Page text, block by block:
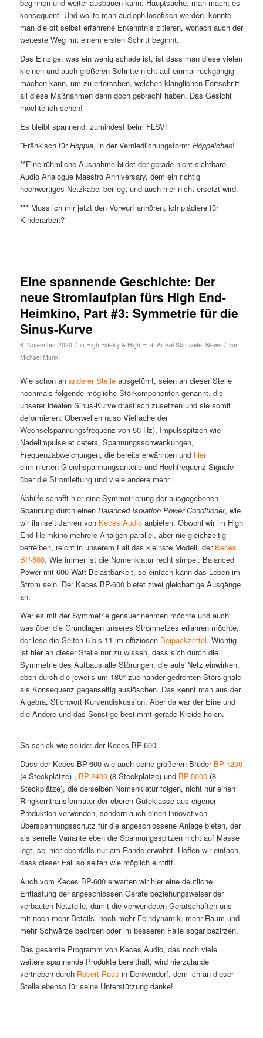
beginnen und weiter ausbauen kann. Hauptsache, man macht es
konsequent. Und wollte man audiophilosofisch werden, könnte
man die oft selbst erfahrene Erkenntnis zitieren, wonach auch der
weiteste Weg mit einem ersten Schritt beginnt.
Das Einzige, was ein wenig schade ist, ist dass man diese vielen
kleinen und auch größeren Schritte nicht auf einmal rückgängig
machen kann, um zu erforschen, welchen klanglichen Fortschritt
all diese Maßnahmen dann doch gebracht haben. Das Gesicht
möchte ich sehen!
Es bleibt spannend, zumindest beim FLSV!
*Fränkisch fürHoppla, in der Verniedlichungsform: Höppelchen!
**Eine rühmliche Ausnahme bildet der gerade nicht sichtbare
Audio Analogue Maestro Anniversary, dem ein richtig
hochwertiges Netzkabel beiliegt und auch hier nicht ersetzt wird.
*** Muss ich mir jetzt den Vorwurf anhören, ich plädiere für
Kinderarbeit?
Eine spannende Geschichte: Der
neue Stromlaufplan fürs High End-
Heimkino, Part #3: Symmetrie für die
Sinus-Kurve
6. November 2020 / in High Fidelity & High End, Artikel Startseite, News / von
Michael Munk
Wie schon an anderer Stelleausgeführt, seien an dieser Stelle
nochmals folgende mögliche Störkomponenten genannt, die
unserer idealen Sinus-Kurve drastisch zusetzen und sie somit
deformieren: Oberwellen (also Vielfache der
Wechselspannungsfrequenz von 50 Hz), Impulsspitzen wie
Nadelimpulse et cetera, Spannungsschwankungen,
Frequenzabweichungen, die bereits erwähnten und hier
eliminierten Gleichspannungsanteile und Hochfrequenz-Signale
über die Stromleitung und viele andere mehr.
Abhilfe schafft hier eine Symmetrierung der ausgegebenen
Spannung durch einen Balanced Isolation Power Conditioner, wie
wir ihn seit Jahren von Keces Audioanbieten. Obwohl wir im High
End-Heimkino mehrere Analgen parallel, aber nie gleichzeitig
betreiben, reicht in unserem Fall das kleinste Modell, der Keces
BP-600. Wie immer ist die Nomenklatur recht simpel: Balanced
Power mit 600 Watt Belastbarkeit, so einfach kann das Leben im
Strom sein. Der Keces BP-600 bietet zwei gleichartige Ausgänge
an.
Wer es mit der Symmetrie genauer nehmen möchte und auch
was über die Grundlagen unseres Stromnetzes erfahren möchte,
der lese die Seiten 6 bis 11 im offiziösen Beipackzettel. Wichtig
ist hier an dieser Stelle nur zu wissen, dass sich durch die
Symmetrie des Aufbaus alle Störungen, die aufs Netz einwirken,
eben durch die jeweils um 180° zueinander gedrehten Störsignale
als Konsequenz gegenseitig auslöschen. Das kennt man aus der
Algebra, Stichwort Kurvendiskussion. Aber da war der Eine und
die Andere und das Sonstige bestimmt gerade Kreide holen.
So schick wie solide: der Keces BP-600
Dass der Keces BP-600 wie auch seine größeren Brüder BP-1200
(4 Steckplätze) , BP-2400(8 Steckplätze) und BP-5000(8
Steckplätze), die derselben Nomenklatur folgen, nicht nur einen
Ringkerntransformator der oberen Güteklasse aus eigener
Produktion verwenden, sondern auch einen innovativen
Überspannungsschutz für die angeschlossene Anlage bieten, der
als serielle Variante eben die Spannungsspitzen nicht auf Masse
legt, sei hier ebenfalls nur am Rande erwähnt. Hoffen wir einfach,
dass dieser Fall so selten wie möglich eintritt.
Auch vom Keces BP-600 erwarten wir hier eine deutliche
Entlastung der angeschlossen Geräte beziehungsweiser der
verbauten Netzteile, damit die verwendeten Gerätschaften uns
mit noch mehr Details, noch mehr Feindynamik, mehr Raum und
mehr Schwärze becircen oder im besseren Falle sogar bezirzen.
Das gesamte Programm von Keces Audio, das noch viele
weitere spannende Produkte bereithält, wird hierzulande
vertrieben durch Robert Ross in Denkendorf, dem ich an dieser
Stelle ebenso für seine Unterstützung danke!